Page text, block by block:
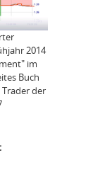
2014
im
Buch
der